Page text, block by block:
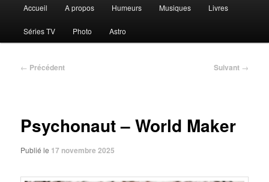
Accueil A propos Humeurs Musiques Livres
Séries TV Photo Astro
Navigation
← Précédent Suivant →
Psychonaut – World Maker
Publié le 17 novembre 2025